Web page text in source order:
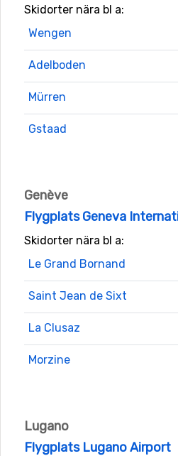
Skidorter nära bl a:
Wengen
Adelboden
Mürren
Gstaad
Genève
Flygplats Geneva
Skidorter nära bl a:
Le Grand Bornand
Saint Jean de Sixt
La Clusaz
Morzine
Lugano
Flygplats Lugano Airport